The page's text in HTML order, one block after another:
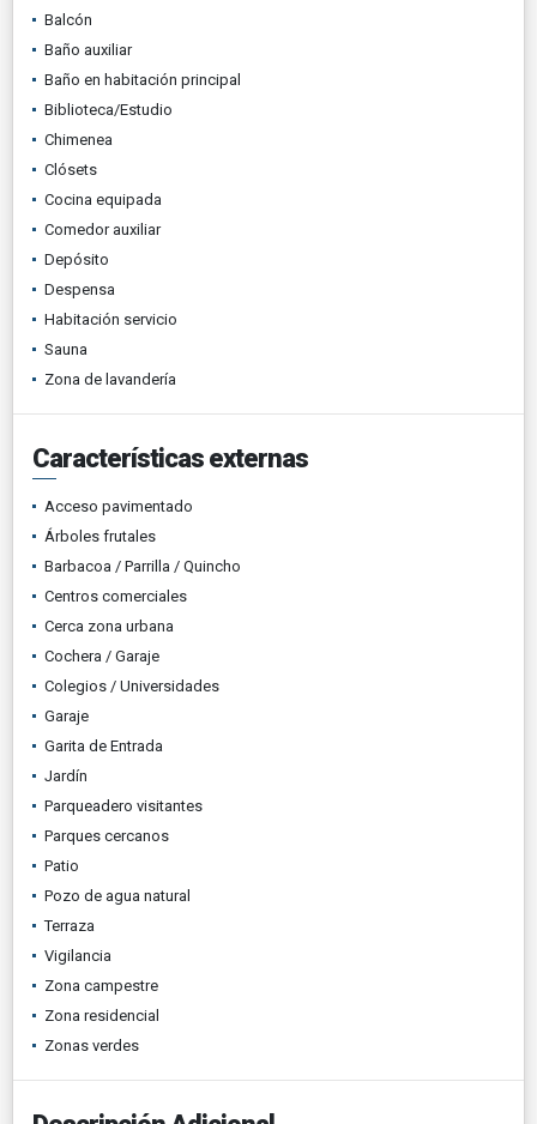
Balcón
Baño auxiliar
Baño en habitación principal
Biblioteca/Estudio
Chimenea
Clósets
Cocina equipada
Comedor auxiliar
Depósito
Despensa
Habitación servicio
Sauna
Zona de lavandería
Características externas
Acceso pavimentado
Árboles frutales
Barbacoa / Parrilla / Quincho
Centros comerciales
Cerca zona urbana
Cochera / Garaje
Colegios / Universidades
Garaje
Garita de Entrada
Jardín
Parqueadero visitantes
Parques cercanos
Patio
Pozo de agua natural
Terraza
Vigilancia
Zona campestre
Zona residencial
Zonas verdes